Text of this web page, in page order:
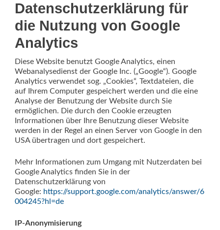
Datenschutzerklärung für
die Nutzung von Google
Analytics
Diese Website benutzt Google Analytics, einen
Webanalysedienst der Google Inc. („Google“). Google
Analytics verwendet sog. „Cookies“, Textdateien, die
auf Ihrem Computer gespeichert werden und die eine
Analyse der Benutzung der Website durch Sie
ermöglichen. Die durch den Cookie erzeugten
Informationen über Ihre Benutzung dieser Website
werden in der Regel an einen Server von Google in den
USA übertragen und dort gespeichert.
Mehr Informationen zum Umgang mit Nutzerdaten bei
Google Analytics finden Sie in der
Datenschutzerklärung von
Google: https://support.google.com/analytics/answer/6
004245?hl=de
IP-Anonymisierung